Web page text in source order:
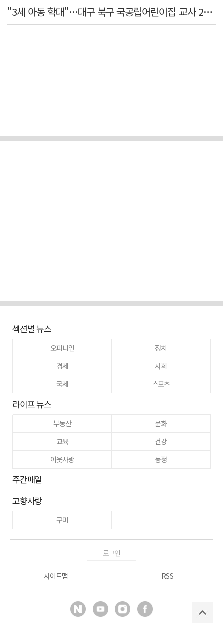
"3세 아동 학대"…대구 북구 국공립어린이집 교사 2명 검찰 송치
섹션별 뉴스
오피니언
정치
경제
사회
국제
스포츠
라이프 뉴스
부동산
문화
교육
건강
이웃사랑
동정
주간매일
고향사랑
구미
로그인
사이트맵 RSS